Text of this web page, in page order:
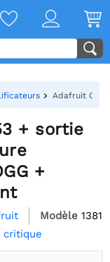
Adafruit
+ sortie
+
Modèle 1381
critique